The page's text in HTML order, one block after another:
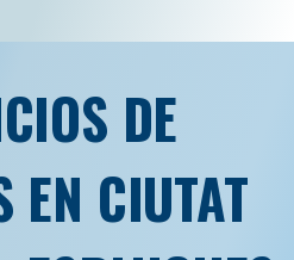
DE
EN CIUTAT